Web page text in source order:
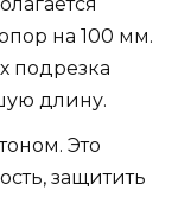
на 100 мм.
подрезка
длину.
Это
защитить